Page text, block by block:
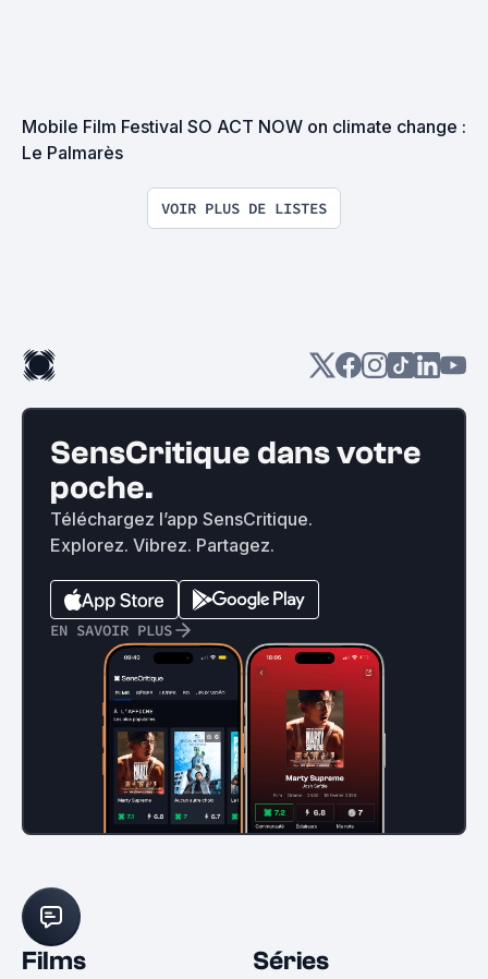
Mobile Film Festival SO ACT NOW on climate change :
Le Palmarès
VOIR PLUS DE LISTES
SensCritique dans votre
poche.
Téléchargez l’app SensCritique.
Explorez. Vibrez. Partagez.
EN SAVOIR PLUS
Films Séries